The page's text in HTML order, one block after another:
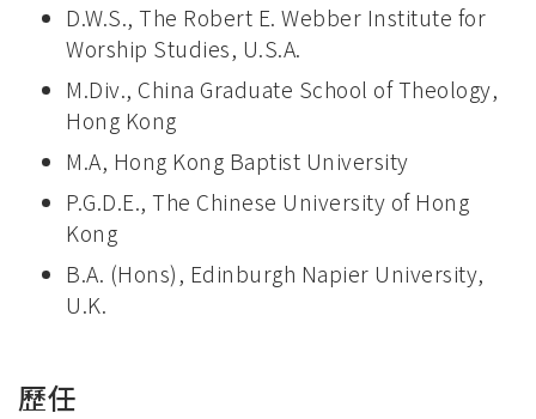
D.W.S., The Robert E. Webber Institute for
Worship Studies, U.S.A.
M.Div., China Graduate School of Theology,
Hong Kong
M.A, Hong Kong Baptist University
P.G.D.E., The Chinese University of Hong
Kong
B.A. (Hons), Edinburgh Napier University,
U.K.
歷任